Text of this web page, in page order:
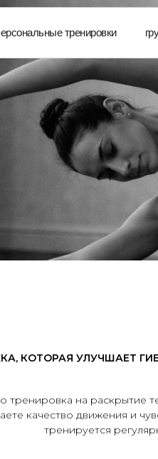
тренировки
КОТОРАЯ УЛУЧШАЕТ
тренировка на раскрытие
качество движения и
тренируется